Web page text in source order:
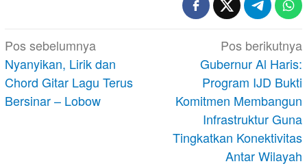
Navigasi
pos
Pos sebelumnya
Nyanyikan, Lirik dan
Chord Gitar Lagu Terus
Bersinar – Lobow
Pos berikutnya
Gubernur Al Haris:
Program IJD Bukti
Komitmen Membangun
Infrastruktur Guna
Tingkatkan Konektivitas
Antar Wilayah